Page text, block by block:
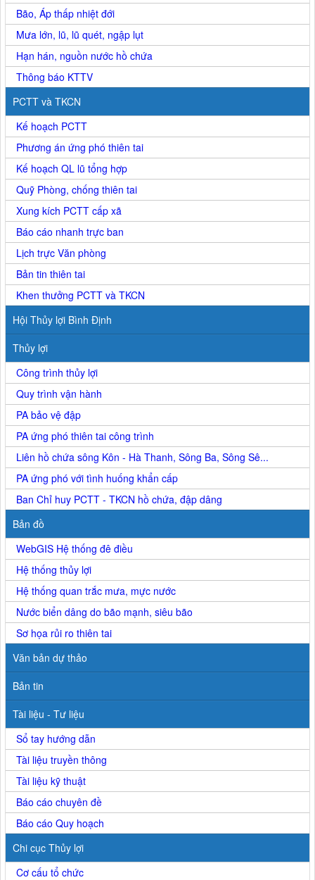
Bão, Áp thấp nhiệt đới
Mưa lớn, lũ, lũ quét, ngập lụt
Hạn hán, nguồn nước hồ chứa
Thông báo KTTV
PCTT và TKCN
Kế hoạch PCTT
Phương án ứng phó thiên tai
Kế hoạch QL lũ tổng hợp
Quỹ Phòng, chống thiên tai
Xung kích PCTT cấp xã
Báo cáo nhanh trực ban
Lịch trực Văn phòng
Bản tin thiên tai
Khen thưởng PCTT và TKCN
Hội Thủy lợi Bình Định
Thủy lợi
Công trình thủy lợi
Quy trình vận hành
PA bảo vệ đập
PA ứng phó thiên tai công trình
Liên hồ chứa sông Kôn - Hà Thanh, Sông Ba, Sông Sê...
PA ứng phó với tình huống khẩn cấp
Ban Chỉ huy PCTT - TKCN hồ chứa, đập dâng
Bản đồ
WebGIS Hệ thống đê điều
Hệ thống thủy lợi
Hệ thống quan trắc mưa, mực nước
Nước biển dâng do bão mạnh, siêu bão
Sơ họa rủi ro thiên tai
Văn bản dự thảo
Bản tin
Tài liệu - Tư liệu
Sổ tay hướng dẫn
Tài liệu truyền thông
Tài liệu kỹ thuật
Báo cáo chuyên đề
Báo cáo Quy hoạch
Chi cục Thủy lợi
Cơ cấu tổ chức